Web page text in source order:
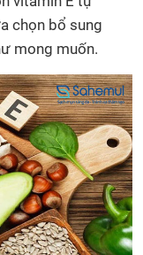
chọn bổ sung
mong muốn.